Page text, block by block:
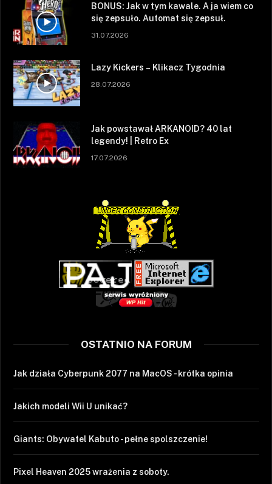
BONUS: Jak w tym kawale. A ja wiem co
się zepsuło. Automat się zepsuł.
31.07.2026
Lazy Kickers – Klikacz Tygodnia
28.07.2026
Jak powstawał ARKANOID? 40 lat
legendy! | Retro Ex
17.07.2026
OSTATNIO NA FORUM
Jak działa Cyberpunk 2077 na MacOS - krótka opinia
Jakich modeli Wii U unikać?
Giants: Obywatel Kabuto - pełne spolszczenie!
Pixel Heaven 2025 wrażenia z soboty.